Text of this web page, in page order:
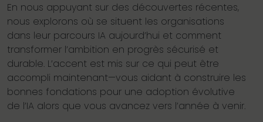
En nous appuyant sur des découvertes récentes,
nous explorons où se situent les organisations
dans leur parcours IA aujourd’hui et comment
transformer l’ambition en progrès sécurisé et
durable. L’accent est mis sur ce qui peut être
accompli maintenant—vous aidant à construire les
bonnes fondations pour une adoption évolutive
de l’IA alors que vous avancez vers l’année à venir.